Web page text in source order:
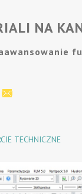
NA
TECHNICZNE